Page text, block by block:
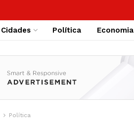
Cidades Política Economia
Política